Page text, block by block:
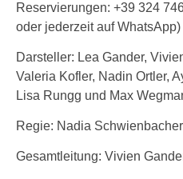
Reservierungen: +39 324
oder jederzeit auf
Darsteller: Lea Gander,
Valeria Kofler, Nadin Ortler,
Lisa Rungg und Max
Regie: Nadia Schwienbacher
Gesamtleitung: Vivien